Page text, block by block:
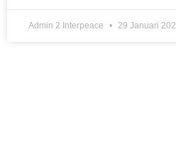
Admin 2 Interpeace 29 Januari